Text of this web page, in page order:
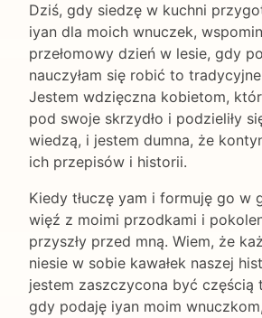
Dziś, gdy siedzę w kuchni
iyan dla moich wnuczek,
przełomowy dzień w lesie, gdy
nauczyłam się robić to
Jestem wdzięczna kobietom,
pod swoje skrzydło i podzieliły
wiedzą, i jestem dumna, że
ich przepisów i historii.
Kiedy tłuczę yam i formuję go w
więź z moimi przodkami i
przyszły przed mną. Wiem, że
niesie w sobie kawałek naszej
jestem zaszczycona być częścią
gdy podaję iyan moim